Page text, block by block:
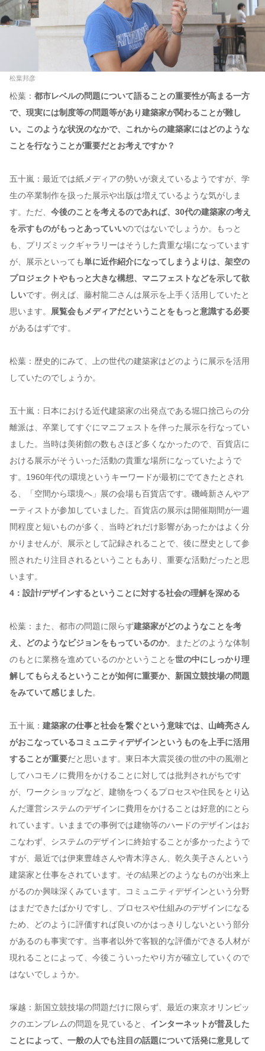
松葉邦彦
松葉： 都市レベルの問題について語ることの重要性が高まる一方
で、現実には制度等の問題等があり建築家が関わることが難し
い。このような状況のなかで、これからの建築家にはどのような
ことを行なうことが重要だとお考えですか？
五十嵐：最近では紙メディアの勢いが衰えているようですが、学
生の卒業制作を扱った展示や出版は増えているような気がしま
す。ただ、 今後のことを考えるのであれば、30代の建築家の考え
を示すものがもっとあっていいのではないでしょうか。もっと
も、プリズミックギャラリーはそうした貴重な場になっています
が、展示といっても単に近作紹介になってしまうよりは、架空の
プロジェクトやもっと大きな構想、マニフェストなどを示して欲
しいです。例えば、藤村龍二さんは展示を上手く活用していたと
思います。
展覧会もメディアだということをもっと意識する必要
があるはずです。
松葉：歴史的にみて、上の世代の建築家はどのように展示を活用
していたのでしょうか。
五十嵐：日本における近代建築家の出発点である堀口捨己らの分
離派は、卒業してすぐにマニフェストを伴った展示を行なってい
ました。当時は美術館の数もさほど多くなかったので、百貨店に
おける展示がそういった活動の貴重な場所になっていたようで
す。1960年代の環境というキーワードが最初にでてきたとされ
る、「空間から環境へ」展の会場も百貨店です。磯崎新さんやア
ーティストが参加していました。百貨店の展示は開催期間が一週
間程度と短いものが多く、当時どれだけ影響があったかはよく分
かりませんが、展示として記録されることで、後に歴史として参
照されたり注目されるということもあり、重要な活動だったと思
います。
4：設計/デザインするということに対する社会の理解を深める
松葉：また、都市の問題に限らず建築家がどのようなことを考
え、どのようなビジョンをもっているのか。またどのような体制
のもとに業務を進めているのかということを世の中にしっかり理
解してもらえるということが如何に重要か、新国立競技場の問題
をみていて感じました。
五十嵐： 建築家の仕事と社会を繋ぐという意味では、山崎亮さん
がおこなっているコミュニティデザインというものを上手に活用
することが重要だと思います。東日本大震災後の世の中の風潮と
してハコモノに費用をかけることに対しては批判されがちです
が、ワークショップなど、建物をつくるプロセスや住民をとり込
んだ運営システムのデザインに費用をかけることは好意的にとら
れています。いままでの事例では建物等のハードのデザインはお
こなわず、システムのデザインに終始することが多かったようで
すが、最近では伊東豊雄さんや青木淳さん、乾久美子さんという
建築家と仕事をされています。その結果どのようなものが出来上
がるのか興味深くみています。コミュニティデザインという分野
はまだできたばかりですし、プロセスや仕組みのデザインになる
ため、どのように評価すれば良いのかはっきりしないという部分
があるのも事実です。当事者以外で客観的な評価ができる人材が
現れることによって、今後こういったやり方が確立していくので
はないでしょうか。
塚越：新国立競技場の問題だけに限らず、最近の東京オリンピッ
クのエンブレムの問題を見ていると、 インターネットが普及した
ことによって、一般の人でも注目の話題について活発に意見して